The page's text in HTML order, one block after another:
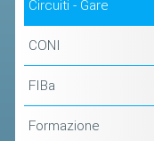
Circuiti - Gare
CONI
FIBa
Formazione